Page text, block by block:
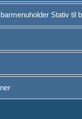
Stativ til